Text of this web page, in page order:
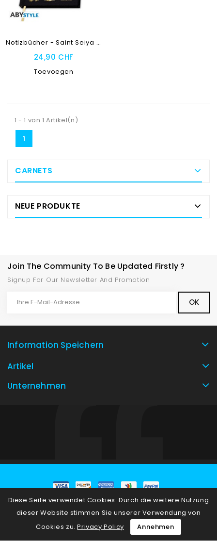
Notizbücher - Saint Seiya -...
24,90 CHF
Toevoegen
1 - 1 von 1 Artikel(n)
1
CARNETS
NEUE PRODUKTE
Join The Community To Be Updated Firstly ?
Signup For Our Newsletter And Promotion
Information Speichern
Artikel
Unternehmen
Diese Seite verwendet Cookies. Durch die weitere Nutzung
dieser Website stimmen Sie unserer Verwendung von
Cookies zu. Privacy Policy Annehmen
© 2026 - E-Commerce-Software von PrestaShop™